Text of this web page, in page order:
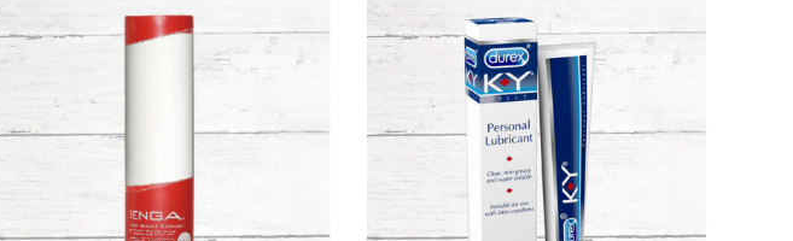
hết. Cảm giác tự nhiên, thoải mái kinh khủng, recommend cho ai
bạn đồng hành lý tưởng cho đời sống tình dục lành mạnh. Với độ
này xứng đáng nằm trong "kho báu" của bạn. Độ mượt mà vượt
người mới! 💖